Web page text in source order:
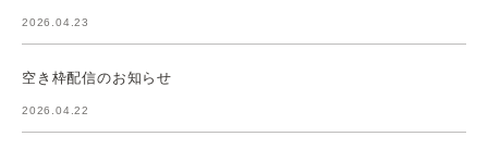
2026.04.23
空き枠配信のお知らせ
2026.04.22